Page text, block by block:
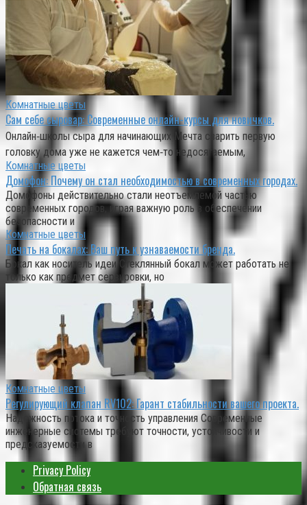
Комнатные цветы
Сам себе сыровар: Современные онлайн-курсы для новичков.
Онлайн‑школы сыра для начинающих Мечта сварить первую
головку дома уже не кажется чем‑то недосягаемым,
Комнатные цветы
Домофон: Почему он стал необходимостью в современных городах.
Домофоны действительно стали неотъемлемой частью
современных городов, играя важную роль в обеспечении
безопасности и
Комнатные цветы
Печать на бокалах: Ваш путь к узнаваемости бренда.
Бокал как носитель идеи Стеклянный бокал может работать не
только как предмет сервировки, но
Комнатные цветы
Регулирующий клапан RV102: Гарант стабильности вашего проекта.
Надежность потока и точность управления Современные
инженерные системы требуют точности, устойчивости и
предсказуемости в
Privacy Policy
Обратная связь